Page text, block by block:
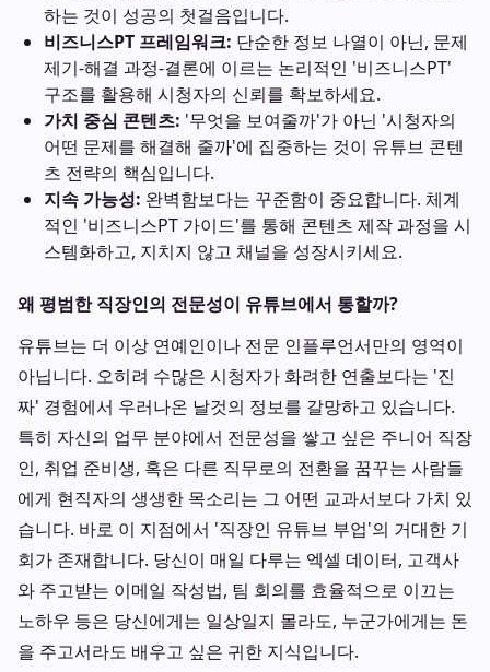
하는 것이 성공의 첫걸음입니다.
비즈니스PT 프레임워크: 단순한 정보 나열이 아닌, 문제
제기-해결 과정-결론에 이르는 논리적인 '비즈니스PT'
구조를 활용해 시청자의 신뢰를 확보하세요.
가치 중심 콘텐츠: '무엇을 보여줄까'가 아닌 '시청자의
어떤 문제를 해결해 줄까'에 집중하는 것이 유튜브 콘텐
츠 전략의 핵심입니다.
지속 가능성: 완벽함보다는 꾸준함이 중요합니다. 체계
적인 '비즈니스PT 가이드'를 통해 콘텐츠 제작 과정을 시
스템화하고, 지치지 않고 채널을 성장시키세요.
왜 평범한 직장인의 전문성이 유튜브에서 통할까?
유튜브는 더 이상 연예인이나 전문 인플루언서만의 영역이
아닙니다. 오히려 수많은 시청자가 화려한 연출보다는 '진
짜' 경험에서 우러나온 날것의 정보를 갈망하고 있습니다.
특히 자신의 업무 분야에서 전문성을 쌓고 싶은 주니어 직장
인, 취업 준비생, 혹은 다른 직무로의 전환을 꿈꾸는 사람들
에게 현직자의 생생한 목소리는 그 어떤 교과서보다 가치 있
습니다. 바로 이 지점에서 '직장인 유튜브 부업'의 거대한 기
회가 존재합니다. 당신이 매일 다루는 엑셀 데이터, 고객사
와 주고받는 이메일 작성법, 팀 회의를 효율적으로 이끄는
노하우 등은 당신에게는 일상일지 몰라도, 누군가에게는 돈
을 주고서라도 배우고 싶은 귀한 지식입니다.